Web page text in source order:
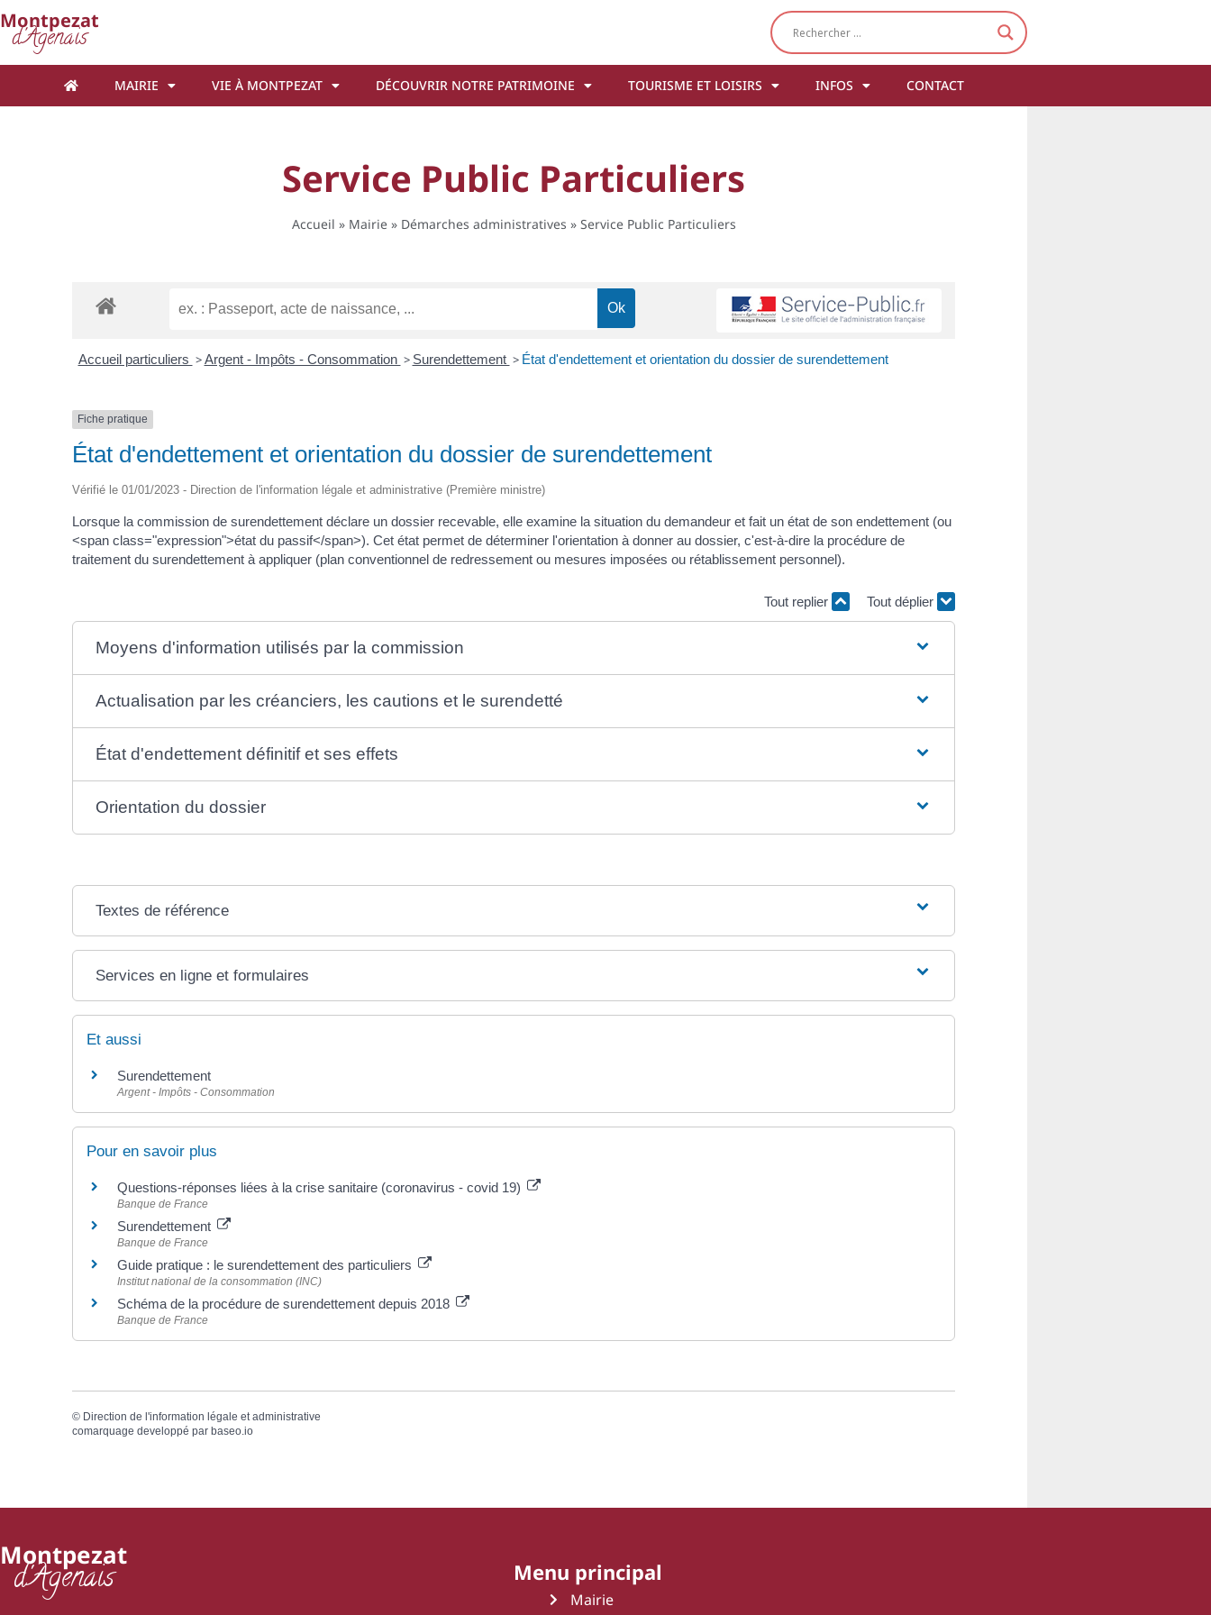
Montpezat
d'Agenais
MAIRIE VIE À MONTPEZAT DÉCOUVRIR NOTRE PATRIMOINE TOURISME ET LOISIRS INFOS CONTACT
Service Public Particuliers
Accueil » Mairie» Démarches administratives » Service Public Particuliers
Accueil particuliers > Argent - Impôts - Consommation > Surendettement > État d'endettement et orientation du dossier de surendettement
Fiche pratique
État d'endettement et orientation du dossier de surendettement
Vérifié le 01/01/2023 - Direction de l'information légale et administrative (Première ministre)
Lorsque la commission de surendettement déclare un dossier recevable, elle examine la situation du demandeur et fait un état de son endettement (ou
<span class="expression">état du passif</span>). Cet état permet de déterminer l'orientation à donner au dossier, c'est-à-dire la procédure de
traitement du surendettement à appliquer (plan conventionnel de redressement ou mesures imposées ou rétablissement personnel).
Tout replier Tout déplier
Moyens d'information utilisés par la commission
Actualisation par les créanciers, les cautions et le surendetté
État d'endettement définitif et ses effets
Orientation du dossier
Textes de référence
Services en ligne et formulaires
Et aussi
Surendettement
Argent - Impôts - Consommation
Pour en savoir plus
Questions-réponses liées à la crise sanitaire (coronavirus - covid 19)
Banque de France
Surendettement
Banque de France
Guide pratique : le surendettement des particuliers
Institut national de la consommation (INC)
Schéma de la procédure de surendettement depuis 2018
Banque de France
© Direction de l'information légale et administrative
comarquage developpé par baseo.io
Montpezat
d'Agenais Menu principal
Mairie
Cookies management panel